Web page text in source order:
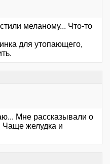
меланому... Что-то
для утопающего,
Мне рассказывали о
Чаще желудка и